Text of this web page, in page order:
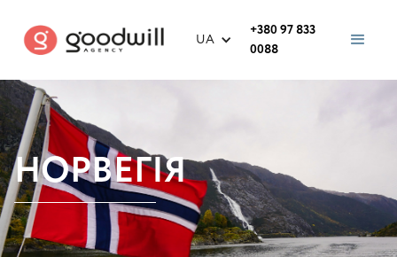
UA
+380 97 833
0088
НОРВЕГІЯ